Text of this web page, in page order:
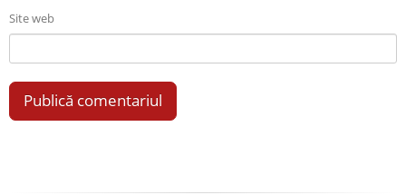
Site web